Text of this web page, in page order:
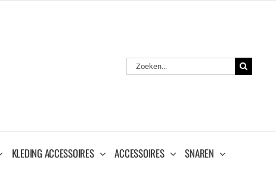
Zoeken
naar:
KLEDING ACCESSOIRES ACCESSOIRES SNAREN